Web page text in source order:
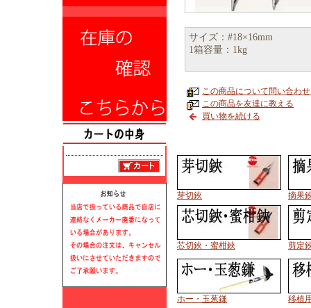
サイズ：#18×16mm
1箱容量：1kg
この商品について問い合わ
この商品を友達に教える
買い物を続ける
芽切鋏 摘果
芯切鋏・蜜柑鋏 剪定
ホー・玉葱鎌 移植